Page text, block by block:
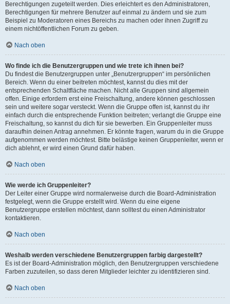
Berechtigungen zugeteilt werden. Dies erleichtert es den Administratoren,
Berechtigungen für mehrere Benutzer auf einmal zu ändern und sie zum
Beispiel zu Moderatoren eines Bereichs zu machen oder ihnen Zugriff zu
einem nichtöffentlichen Forum zu geben.
Nach oben
Wo finde ich die Benutzergruppen und wie trete ich ihnen bei?
Du findest die Benutzergruppen unter „Benutzergruppen“ im persönlichen
Bereich. Wenn du einer beitreten möchtest, kannst du dies mit der
entsprechenden Schaltfläche machen. Nicht alle Gruppen sind allgemein
offen. Einige erfordern erst eine Freischaltung, andere können geschlossen
sein und weitere sogar versteckt. Wenn die Gruppe offen ist, kannst du ihr
einfach durch die entsprechende Funktion beitreten; verlangt die Gruppe eine
Freischaltung, so kannst du dich für sie bewerben. Ein Gruppenleiter muss
daraufhin deinen Antrag annehmen. Er könnte fragen, warum du in die Gruppe
aufgenommen werden möchtest. Bitte belästige keinen Gruppenleiter, wenn er
dich ablehnt, er wird einen Grund dafür haben.
Nach oben
Wie werde ich Gruppenleiter?
Der Leiter einer Gruppe wird normalerweise durch die Board-Administration
festgelegt, wenn die Gruppe erstellt wird. Wenn du eine eigene
Benutzergruppe erstellen möchtest, dann solltest du einen Administrator
kontaktieren.
Nach oben
Weshalb werden verschiedene Benutzergruppen farbig dargestellt?
Es ist der Board-Administration möglich, den Benutzergruppen verschiedene
Farben zuzuteilen, so dass deren Mitglieder leichter zu identifizieren sind.
Nach oben